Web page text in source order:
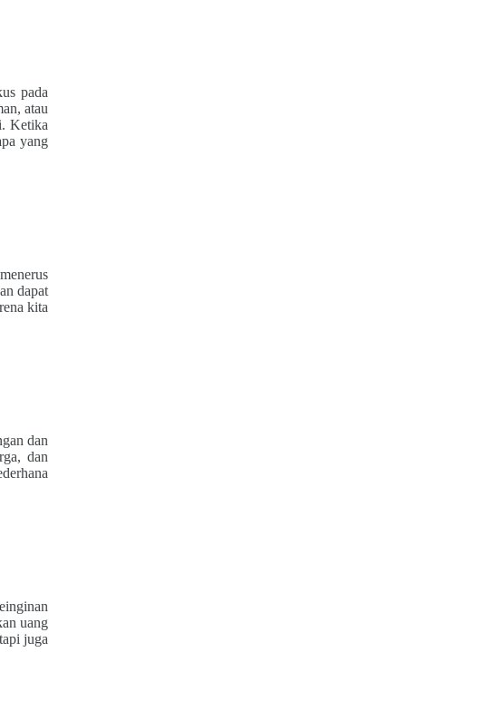
pada
atau
Ketika
yang
dapat
kita
dan
dan
uang
juga